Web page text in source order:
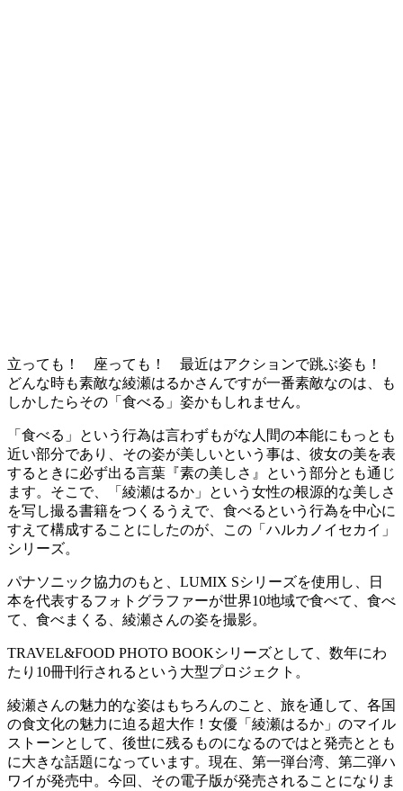
立っても！ 座っても！ 最近はアクションで跳ぶ姿も！
どんな時も素敵な綾瀬はるかさんですが一番素敵なのは、も
しかしたらその「食べる」姿かもしれません。
「食べる」という行為は言わずもがな人間の本能にもっとも
近い部分であり、その姿が美しいという事は、彼女の美を表
するときに必ず出る言葉『素の美しさ』という部分とも通じ
ます。そこで、「綾瀬はるか」という女性の根源的な美しさ
を写し撮る書籍をつくるうえで、食べるという行為を中心に
すえて構成することにしたのが、この「ハルカノイセカイ」
シリーズ。
パナソニック協力のもと、LUMIX Sシリーズを使用し、日
本を代表するフォトグラファーが世界10地域で食べて、食べ
て、食べまくる、綾瀬さんの姿を撮影。
TRAVEL&FOOD PHOTO BOOKシリーズとして、数年にわ
たり10冊刊行されるという大型プロジェクト。
綾瀬さんの魅力的な姿はもちろんのこと、旅を通して、各国
の食文化の魅力に迫る超大作！女優「綾瀬はるか」のマイル
ストーンとして、後世に残るものになるのではと発売ととも
に大きな話題になっています。現在、第一弾台湾、第二弾ハ
ワイが発売中。今回、その電子版が発売されることになりま